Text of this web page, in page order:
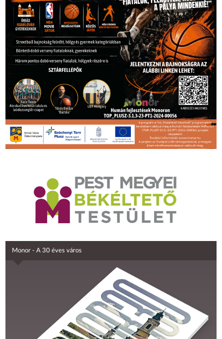
Monor - A 30 éves város